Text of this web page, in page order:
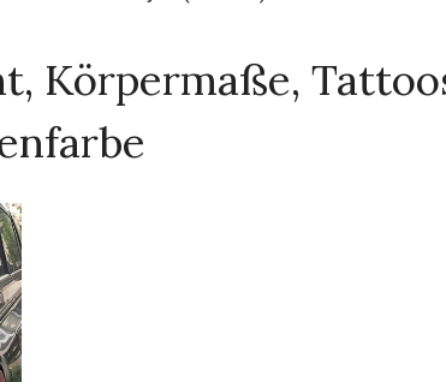
Körpermaße,